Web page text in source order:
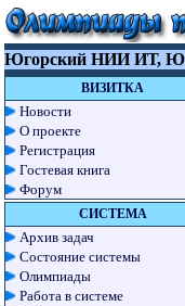
Югорский НИИ ИТ,
ВИЗИТКА
Новости
О проекте
Регистрация
Гостевая книга
Форум
СИСТЕМА
Архив задач
Состояние системы
Олимпиады
Работа в системе